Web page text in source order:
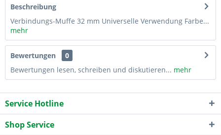
Beschreibung
Verbindungs-Muffe 32 mm Universelle Verwendung Farbe...
mehr
Bewertungen
0
Bewertungen lesen, schreiben und diskutieren... mehr
Service Hotline
Shop Service